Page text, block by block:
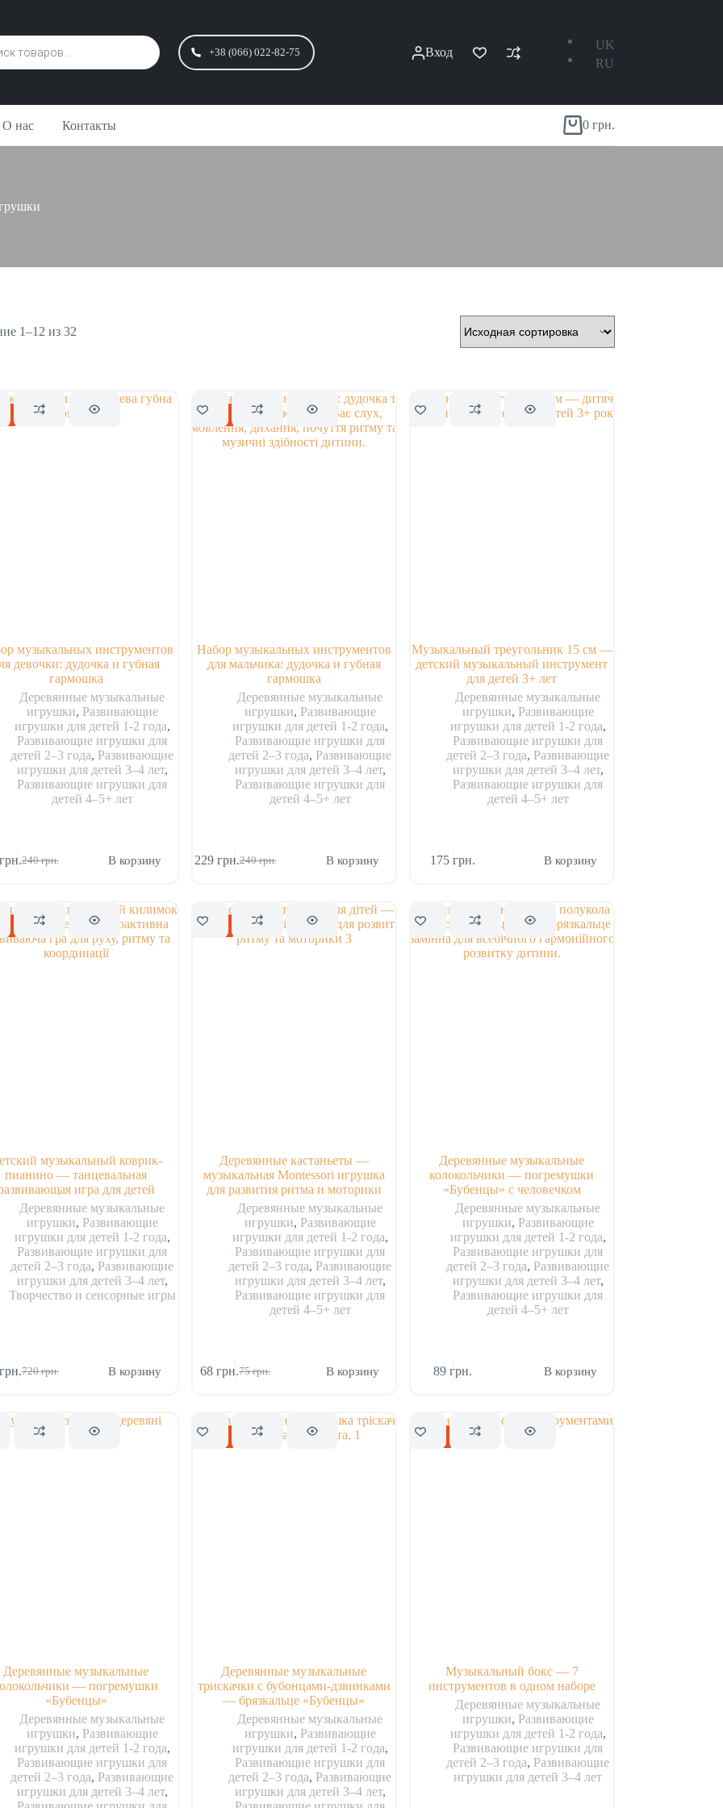
+38 (066) 022-82-75 Вход
UK
RU
О нас Контакты Корзина
0 грн.
1–12 из 32
музыкальных инструментов
девочки: дудочка и губная
гармошка
Деревянные музыкальные
игрушки, Развивающие
игрушки для детей 1-2 года,
Развивающие игрушки для
детей 2–3 года, Развивающие
игрушки для детей 3–4 лет,
Развивающие игрушки для
детей 4–5+ лет
240грн.
Первоначальная
240 грн..
Текущая
В корзину
Скидка
Набор музыкальных инструментов
для мальчика: дудочка и губная
гармошка
Деревянные музыкальные
игрушки, Развивающие
игрушки для детей 1-2 года,
Развивающие игрушки для
детей 2–3 года, Развивающие
игрушки для детей 3–4 лет,
Развивающие игрушки для
детей 4–5+ лет
240грн.
Первоначальная
240 грн..
229 грн.Текущая
В корзину
Музыкальный треугольник 15 см —
детский музыкальный инструмент
для детей 3+ лет
Деревянные музыкальные
игрушки, Развивающие
игрушки для детей 1-2 года,
Развивающие игрушки для
детей 2–3 года, Развивающие
игрушки для детей 3–4 лет,
Развивающие игрушки для
детей 4–5+ лет
175грн. В корзину
музыкальный коврик-
пианино — танцевальная
игра для детей
Деревянные музыкальные
игрушки, Развивающие
игрушки для детей 1-2 года,
Развивающие игрушки для
детей 2–3 года, Развивающие
игрушки для детей 3–4 лет,
Творчество и сенсорные игры
720грн.
Первоначальная
Текущая
В корзину
Скидка
Деревянные кастаньеты —
музыкальная Montessori игрушка
для развития ритма и моторики
Деревянные музыкальные
игрушки, Развивающие
игрушки для детей 1-2 года,
Развивающие игрушки для
детей 2–3 года, Развивающие
игрушки для детей 3–4 лет,
Развивающие игрушки для
детей 4–5+ лет
75грн.
Первоначальная
68грн.Текущая
В корзину
Деревянные музыкальные
колокольчики — погремушки
«Бубенцы» с человечком
Деревянные музыкальные
игрушки, Развивающие
игрушки для детей 1-2 года,
Развивающие игрушки для
детей 2–3 года, Развивающие
игрушки для детей 3–4 лет,
Развивающие игрушки для
детей 4–5+ лет
89грн. В корзину
Деревянные музыкальные
— погремушки
«Бубенцы»
Деревянные музыкальные
игрушки, Развивающие
игрушки для детей 1-2 года,
Развивающие игрушки для
детей 2–3 года, Развивающие
игрушки для детей 3–4 лет,
Скидка
Деревянные музыкальные
трискачки с бубонцами-дзвинками
— брязкальце «Бубенцы»
Деревянные музыкальные
игрушки, Развивающие
игрушки для детей 1-2 года,
Развивающие игрушки для
детей 2–3 года, Развивающие
игрушки для детей 3–4 лет,
Скидка
Музыкальный бокс — 7
инструментов в одном наборе
Деревянные музыкальные
игрушки, Развивающие
игрушки для детей 1-2 года,
Развивающие игрушки для
детей 2–3 года, Развивающие
игрушки для детей 3–4 лет